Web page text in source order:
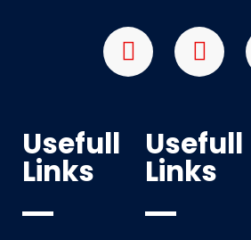
Usefull
Links
Usefull
Links